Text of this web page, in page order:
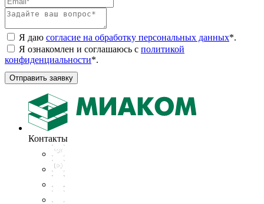
Я даю согласие на обработку персональных данных*.
Я ознакомлен и соглашаюсь с политикой
конфиденциальности*.
Отправить заявку
Контакты